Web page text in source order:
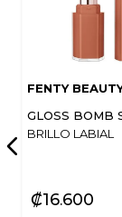
FENTY
GLOSS BOMB
BRILLO LABIAL
₡16600